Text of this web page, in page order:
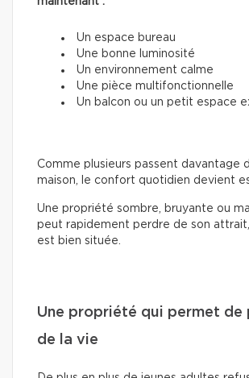
Un espace bureau
Une bonne luminosité
Un environnement calme
Une pièce multifonctionnelle
Un balcon ou un petit espace
Comme plusieurs passent davantage
maison, le confort quotidien devient
Une propriété sombre, bruyante ou
peut rapidement perdre de son
est bien située.
Une propriété qui permet
de la vie